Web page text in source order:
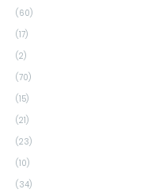
(60)
(17)
(2)
(70)
(15)
(21)
(23)
(10)
(34)